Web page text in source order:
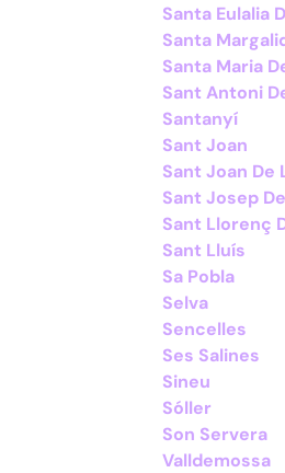
Santa Eulalia
Santa
Santa Maria
Sant Antoni
Santanyí
Sant Joan
Sant Joan De
Sant Josep
Sant Llorenç
Sant Lluís
Sa Pobla
Selva
Sencelles
Ses Salines
Sineu
Sóller
Son Servera
Valldemossa